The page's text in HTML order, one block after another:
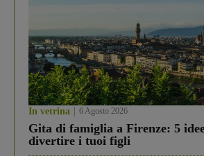
In vetrina 6 Agosto 2026
Gita di famiglia a Firenze: 5
divertire i tuoi figli